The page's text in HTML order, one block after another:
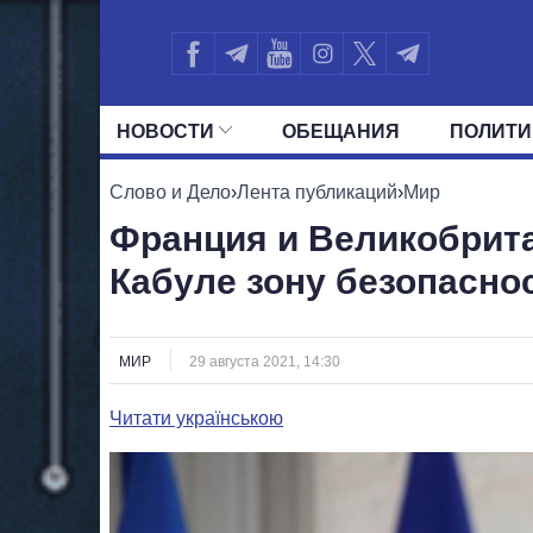
НОВОСТИ ОБЕЩАНИЯ
ВСЕ ПОЛИТИКИ ПРЕЗИДЕНТ И
Слово и Дело›Лента публикаций›Мир
Франция и
Кабуле зону
МИР 29 августа 2021, 14:30
Читати українською